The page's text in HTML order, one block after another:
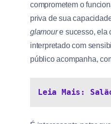
comprometem o
priva de sua
glamoure sucesso, ela
interpretado com
público acompanha,
Leia Mais: